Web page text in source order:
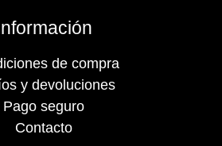
de compra
y devoluciones
Pago seguro
Contacto